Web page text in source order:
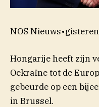
NOS Nieuws•
Hongarije heeft zijn
Oekraïne tot de
gebeurde op een
in Brussel.